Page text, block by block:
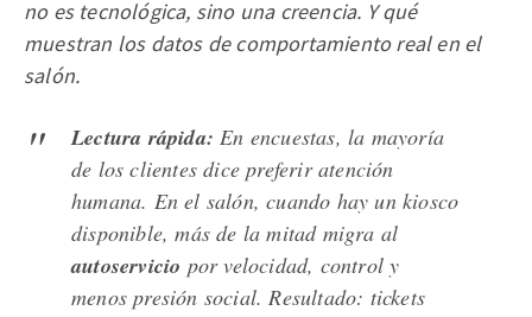
no es tecnológica, sino una creencia. Y qué
muestran los datos de comportamiento real en el
salón.
Lectura rápida: En encuestas, la mayoría
de los clientes dice preferir atención
humana. En el salón, cuando hay un kiosco
disponible, más de la mitad migra al
autoservicio por velocidad, control y
menos presión social. Resultado: tickets